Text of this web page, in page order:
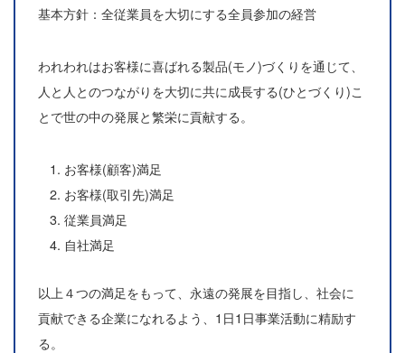
基本方針：全従業員を大切にする全員参加の経営
われわれはお客様に喜ばれる製品(モノ)づくりを通じて、
人と人とのつながりを大切に共に成長する(ひとづくり)こ
とで世の中の発展と繁栄に貢献する。
お客様(顧客)満足
お客様(取引先)満足
従業員満足
自社満足
以上４つの満足をもって、永遠の発展を目指し、社会に
貢献できる企業になれるよう、1日1日事業活動に精励す
る。